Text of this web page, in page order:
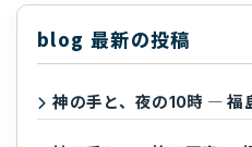
blog 最新の投稿
神の手と、夜の10時 ― 福